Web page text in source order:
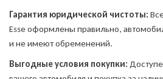
Гарантия юридической чистоты:
Esse оформлены правильно,
и не имеют обременений.
Выгодные условия покупки: